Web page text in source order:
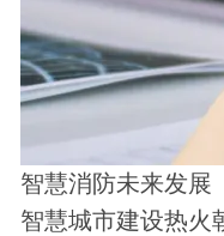
智慧消防未来发展
智慧城市建设热火